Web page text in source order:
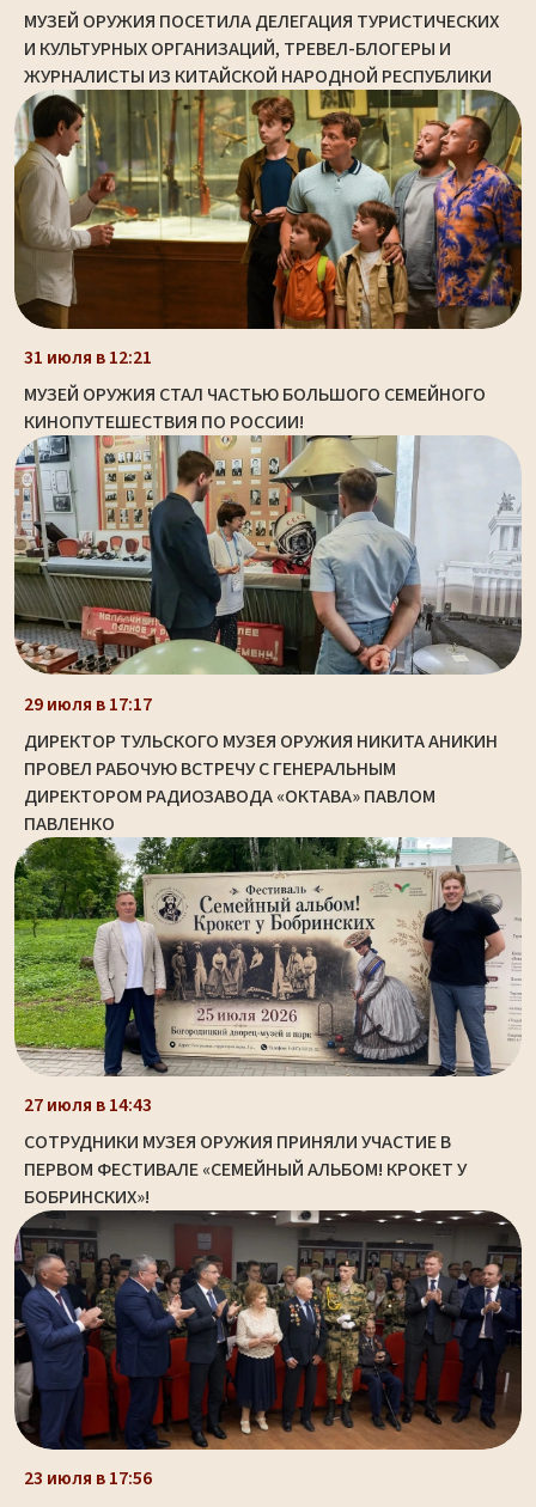
МУЗЕЙ ОРУЖИЯ ПОСЕТИЛА ДЕЛЕГАЦИЯ ТУРИСТИЧЕСКИХ
И КУЛЬТУРНЫХ ОРГАНИЗАЦИЙ, ТРЕВЕЛ-БЛОГЕРЫ И
ЖУРНАЛИСТЫ ИЗ КИТАЙСКОЙ НАРОДНОЙ РЕСПУБЛИКИ
31 июля в 12:21
МУЗЕЙ ОРУЖИЯ СТАЛ ЧАСТЬЮ БОЛЬШОГО СЕМЕЙНОГО
КИНОПУТЕШЕСТВИЯ ПО РОССИИ!
29 июля в 17:17
ДИРЕКТОР ТУЛЬСКОГО МУЗЕЯ ОРУЖИЯ НИКИТА АНИКИН
ПРОВЕЛ РАБОЧУЮ ВСТРЕЧУ С ГЕНЕРАЛЬНЫМ
ДИРЕКТОРОМ РАДИОЗАВОДА «ОКТАВА» ПАВЛОМ
ПАВЛЕНКО
27 июля в 14:43
СОТРУДНИКИ МУЗЕЯ ОРУЖИЯ ПРИНЯЛИ УЧАСТИЕ В
ПЕРВОМ ФЕСТИВАЛЕ «СЕМЕЙНЫЙ АЛЬБОМ! КРОКЕТ У
БОБРИНСКИХ»!
23 июля в 17:56